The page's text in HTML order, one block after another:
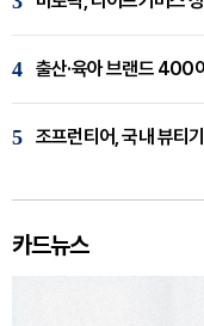
4 출산·육아 브랜드 400
5 조프런티어, 국내 뷰티
카드뉴스